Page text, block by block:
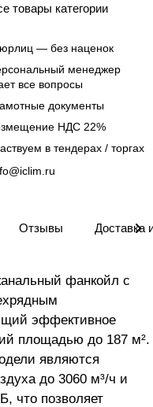
товары категории
— без наценок
менеджер
все вопросы
документы
НДС 22%
в тендерах / торгах
Отзывы Доставка
фанкойл с
эффективное
площадью до 187 м².
являются
до 3060 м³/ч и
что позволяет